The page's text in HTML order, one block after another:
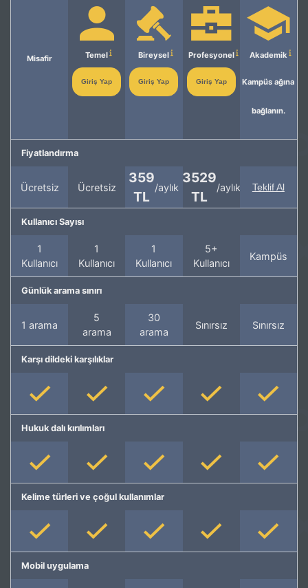
Misafir Temel
Giriş Yap
Bireysel
Giriş Yap
Profesyonel
Giriş Yap
Akademik
Kampüs ağına
bağlanın.
Fiyatlandırma
Ücretsiz Ücretsiz
359
TL
/aylık
3529
TL
/aylık Teklif Al
Kullanıcı Sayısı
1
Kullanıcı
1
Kullanıcı
1
Kullanıcı
5+
Kullanıcı
Kampüs
Günlük arama sınırı
1 arama
5
arama
30
arama
Sınırsız Sınırsız
Karşı dildeki karşılıklar
Hukuk dalı kırılımları
Kelime türleri ve çoğul kullanımlar
Mobil uygulama